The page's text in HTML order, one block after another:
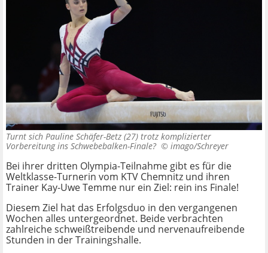
Turnt sich Pauline Schäfer-Betz (27) trotz komplizierter
Vorbereitung ins Schwebebalken-Finale? © imago/Schreyer
Bei ihrer dritten Olympia-Teilnahme gibt es für die
Weltklasse-Turnerin vom KTV Chemnitz und ihren
Trainer Kay-Uwe Temme nur ein Ziel: rein ins Finale!
Diesem Ziel hat das Erfolgsduo in den vergangenen
Wochen alles untergeordnet. Beide verbrachten
zahlreiche schweißtreibende und nervenaufreibende
Stunden in der Trainingshalle.